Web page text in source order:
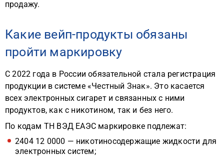
продажу.
Какие вейп-продукты обязаны
пройти маркировку
С 2022 года в России обязательной стала регистрация
продукции в системе «Честный Знак». Это касается
всех электронных сигарет и связанных с ними
продуктов, как с никотином, так и без него.
По кодам ТН ВЭД ЕАЭС маркировке подлежат:
2404 12 0000 — никотиносодержащие жидкости для
электронных систем;